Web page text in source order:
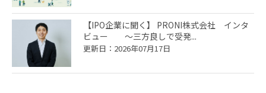
【IPO企業に聞く】 PRONI株式会社 インタ
ビュー ～三方良しで受発...
更新日：2026年07月17日